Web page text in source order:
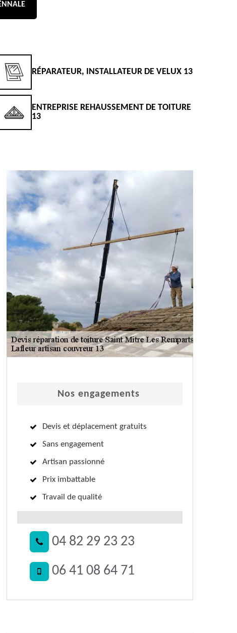
RÉPARATEUR, INSTALLATEUR DE VELUX 13
ENTREPRISE REHAUSSEMENT DE TOITURE
13
Nos engagements
Devis et déplacement gratuits
Sans engagement
Artisan passionné
Prix imbattable
Travail de qualité
04 82 29 23 23
06 41 08 64 71